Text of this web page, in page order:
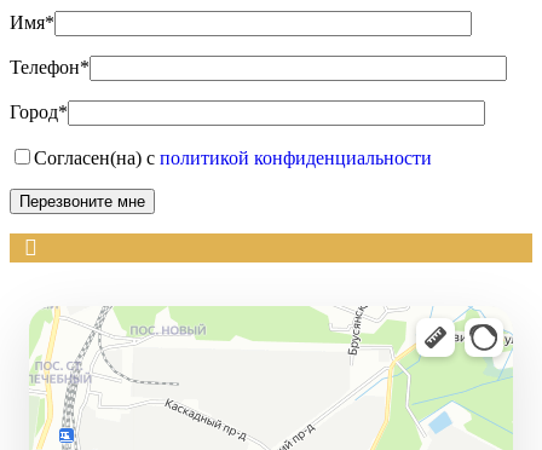
Имя*
Телефон*
Город*
Согласен(на) с политикой конфиденциальности